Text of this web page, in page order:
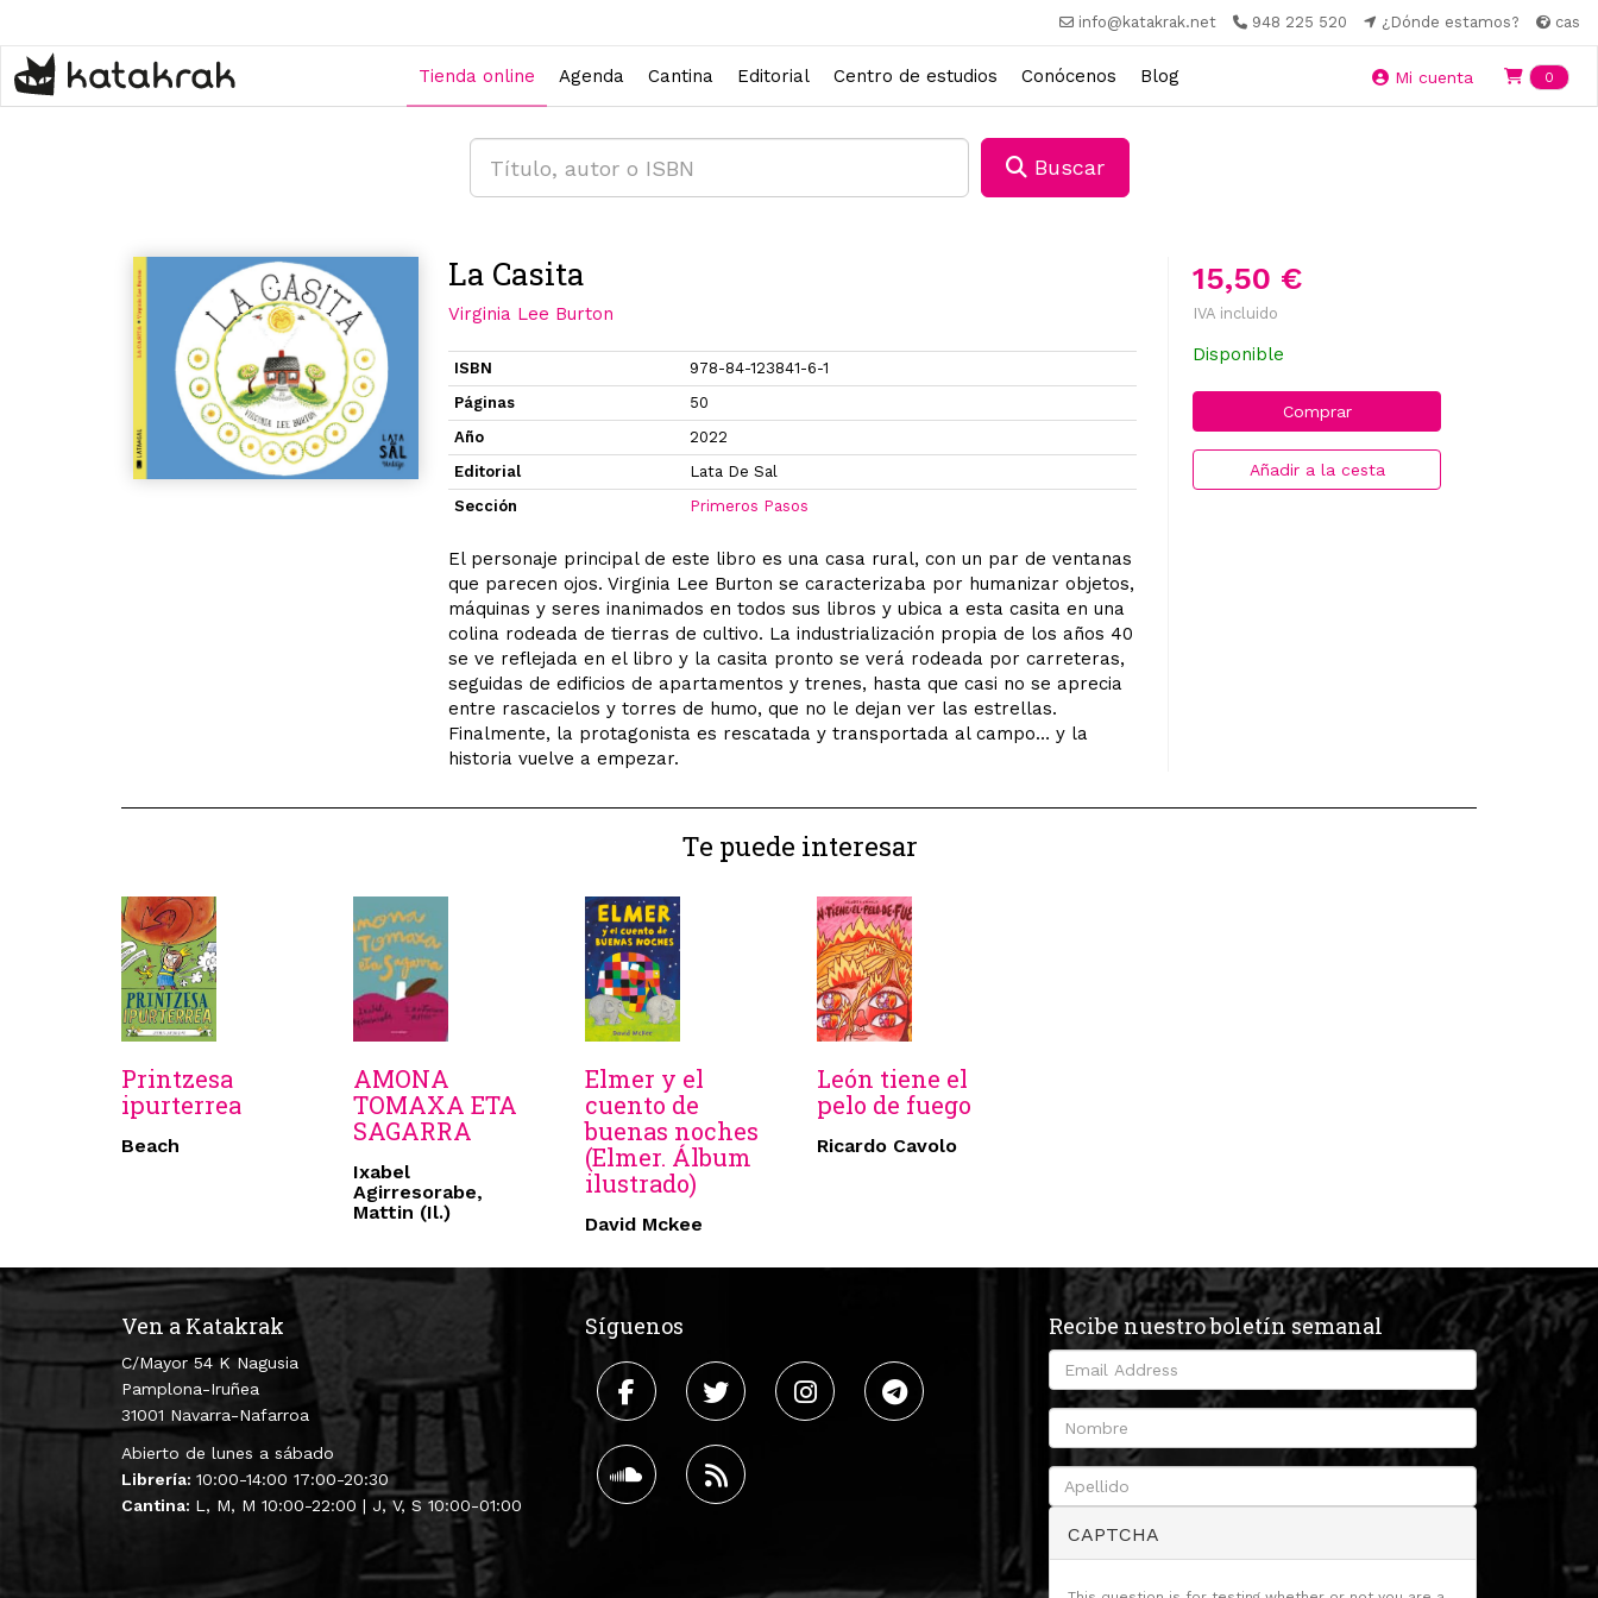
contenido
principal
info@katakrak.net 948 225 520 ¿Dónde estamos? cas
Tienda online Agenda Cantina Editorial Centro de estudios Conócenos Blog Mi cuenta 0
Buscar
15,50 €
IVA incluido
Disponible
Comprar
Añadir a la cesta
La Casita
Virginia Lee Burton
ISBN
978-84-123841-6-1
Páginas
50
Año
2022
Editorial
Lata De Sal
Sección
Primeros Pasos
El personaje principal de este libro es una casa rural, con un par de ventanas
que parecen ojos. Virginia Lee Burton se caracterizaba por humanizar objetos,
máquinas y seres inanimados en todos sus libros y ubica a esta casita en una
colina rodeada de tierras de cultivo. La industrialización propia de los años 40
se ve reflejada en el libro y la casita pronto se verá rodeada por carreteras,
seguidas de edificios de apartamentos y trenes, hasta que casi no se aprecia
entre rascacielos y torres de humo, que no le dejan ver las estrellas.
Finalmente, la protagonista es rescatada y transportada al campo… y la
historia vuelve a empezar.
Te puede interesar
Printzesa
ipurterrea
Beach
AMONA
TOMAXA ETA
SAGARRA
Ixabel
Agirresorabe,
Mattin (Il.)
Elmer y el
cuento de
buenas noches
(Elmer. Álbum
ilustrado)
David Mckee
León tiene el
pelo de fuego
Ricardo Cavolo
Ven a Katakrak
C/Mayor 54 K Nagusia
Pamplona-Iruñea
31001 Navarra-Nafarroa
Abierto de lunes a sábado
Librería: 10:00-14:00 17:00-20:30
Cantina: L, M, M 10:00-22:00 | J, V, S 10:00-01:00
Síguenos Recibe nuestro boletín semanal
CAPTCHA